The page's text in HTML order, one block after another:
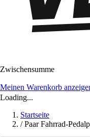
Zwischensumme
Meinen Warenkorb
Loading...
Startseite
/ Paar Fahrrad-